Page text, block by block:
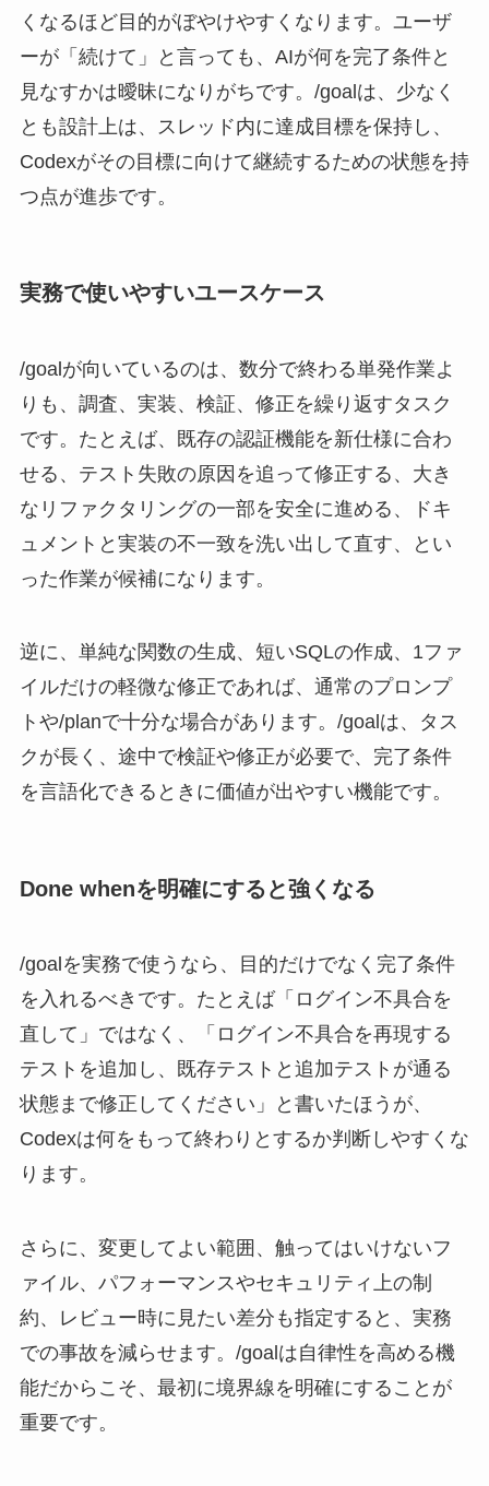
くなるほど目的がぼやけやすくなります。ユーザ
ーが「続けて」と言っても、AIが何を完了条件と
見なすかは曖昧になりがちです。/goalは、少なく
とも設計上は、スレッド内に達成目標を保持し、
Codexがその目標に向けて継続するための状態を持
つ点が進歩です。
実務で使いやすいユースケース
/goalが向いているのは、数分で終わる単発作業よ
りも、調査、実装、検証、修正を繰り返すタスク
です。たとえば、既存の認証機能を新仕様に合わ
せる、テスト失敗の原因を追って修正する、大き
なリファクタリングの一部を安全に進める、ドキ
ュメントと実装の不一致を洗い出して直す、とい
った作業が候補になります。
逆に、単純な関数の生成、短いSQLの作成、1ファ
イルだけの軽微な修正であれば、通常のプロンプ
トや/planで十分な場合があります。/goalは、タス
クが長く、途中で検証や修正が必要で、完了条件
を言語化できるときに価値が出やすい機能です。
Done whenを明確にすると強くなる
/goalを実務で使うなら、目的だけでなく完了条件
を入れるべきです。たとえば「ログイン不具合を
直して」ではなく、「ログイン不具合を再現する
テストを追加し、既存テストと追加テストが通る
状態まで修正してください」と書いたほうが、
Codexは何をもって終わりとするか判断しやすくな
ります。
さらに、変更してよい範囲、触ってはいけないフ
ァイル、パフォーマンスやセキュリティ上の制
約、レビュー時に見たい差分も指定すると、実務
での事故を減らせます。/goalは自律性を高める機
能だからこそ、最初に境界線を明確にすることが
重要です。